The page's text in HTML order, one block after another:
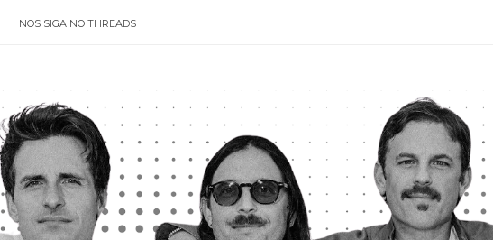
NOS SIGA NO THREADS